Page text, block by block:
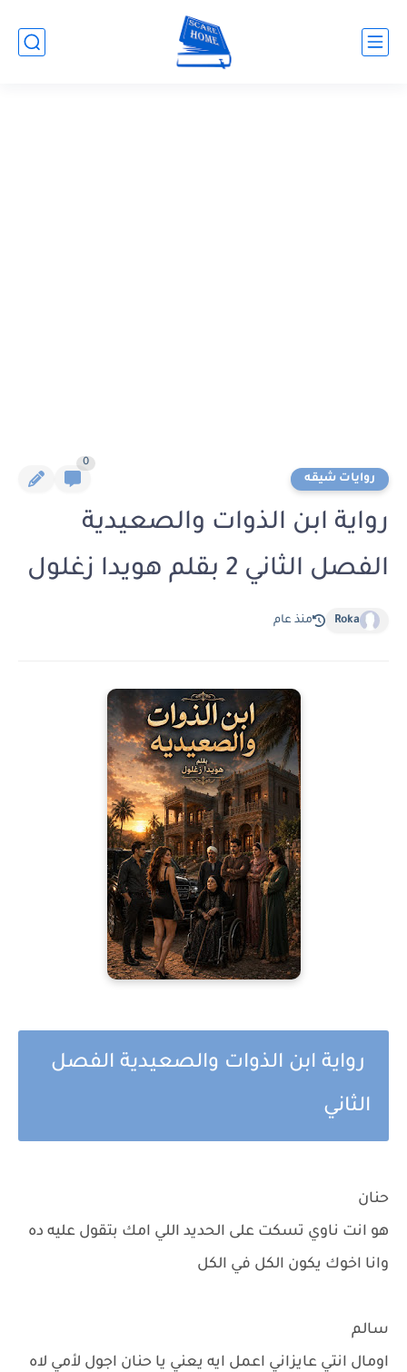
روايات شيقه
0
رواية ابن الذوات والصعيدية
الفصل الثاني 2 بقلم هويدا زغلول
Roka منذ عام
رواية ابن الذوات والصعيدية الفصل
الثاني
حنان
هو انت ناوي تسكت على الحديد اللي امك بتقول عليه ده
وانا اخوك يكون الكل في الكل
سالم
اومال انتي عايزاني اعمل ايه يعني يا حنان اجول لأمي لاه